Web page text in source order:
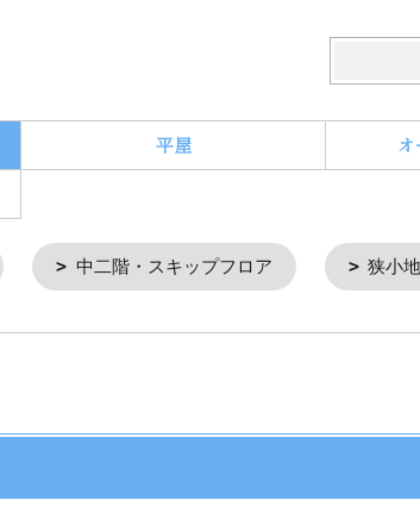
平屋
中二階・スキップフロア 狭小